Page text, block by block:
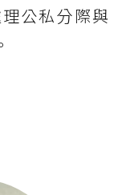
公私分際與